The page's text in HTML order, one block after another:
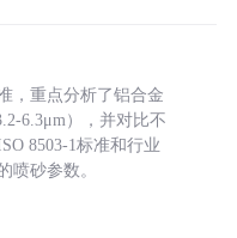
，重点分析了铝合金
6.3μm），并对比不
8503-1标准和行业
喷砂参数。